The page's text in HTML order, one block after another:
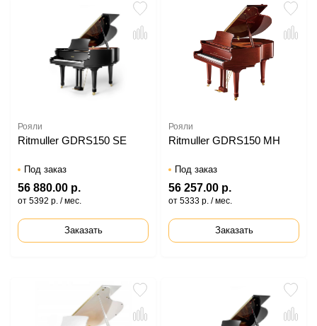
Рояли
Ritmuller GDRS150 SE
Под заказ
56 880.00 р.
от 5392 р. / мес.
Заказать
Рояли
Ritmuller GDRS150 MH
Под заказ
56 257.00 р.
от 5333 р. / мес.
Заказать